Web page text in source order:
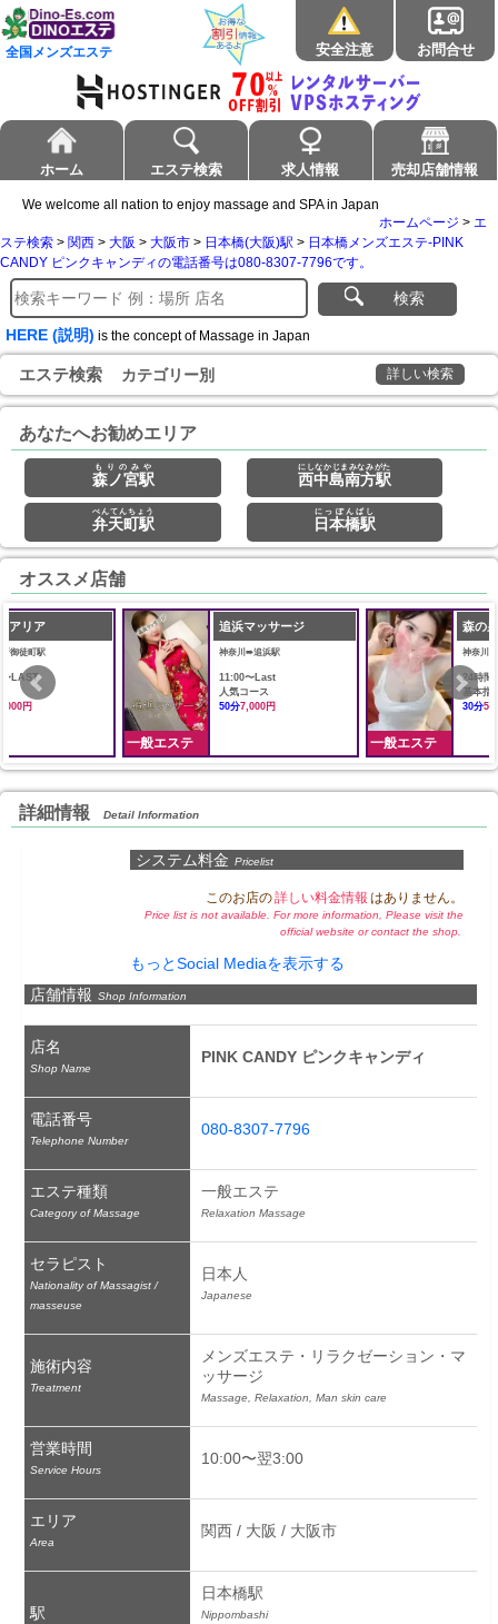
全国メンズエステ 安全注意 お問合せ
ホーム エステ検索 求人情報 売却店舗情報
We welcome all nation to enjoy massage and SPA in Japan
ホームページ > エ
ステ検索 > 関西 > 大阪 > 大阪市 > 日本橋(大阪)駅 > 日本橋メンズエステ-PINK
CANDY ピンクキャンディの電話番号は080-8307-7796です。
検索
HERE (説明) is the concept of Massage in Japan
エステ検索 カテゴリー別 詳しい検索
あなたへお勧めエリア
森ノ宮駅
もりのみや
西中島南方駅
にしなかじまみなみがた
弁天町駅
べんてんちょう
日本橋駅
にっぽんばし
オススメ店舗
追浜マッサージ
神奈川➠追浜駅
11:00〜Last
人気コース
50分7,000円
森の泉
神奈川➠上大岡駅
24時間
基本指圧
5,000円
詳細情報 Detail Information
システム料金 Pricelist
このお店の詳しい料金情報 はありません。
Price list is not available. For more information, Please visit the
official website or contact the shop.
もっとSocial Mediaを表示する
店舗情報 Shop Information
店名
Shop Name
PINK CANDY ピンクキャンディ
電話番号
Telephone Number
080-8307-7796
エステ種類
Category of Massage
一般エステ
Relaxation Massage
セラピスト
Nationality of Massagist /
masseuse
日本人
Japanese
施術内容
Treatment
メンズエステ・リラクゼーション・マ
ッサージ
Massage, Relaxation, Man skin care
営業時間
Service Hours
10:00〜翌3:00
エリア
Area
関西 / 大阪 / 大阪市
駅
日本橋駅
Nippombashi